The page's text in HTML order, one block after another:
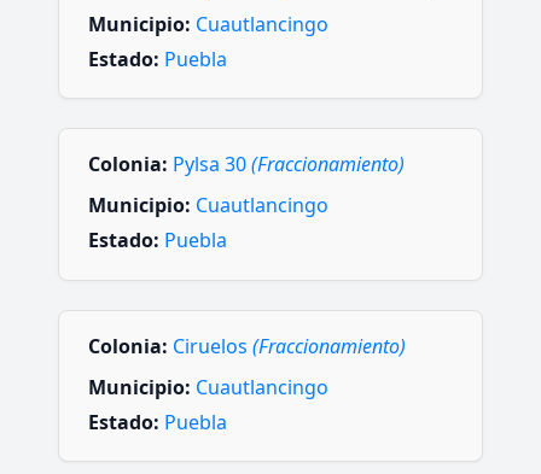
Municipio: Cuautlancingo
Estado: Puebla
Colonia: Pylsa 30(Fraccionamiento)
Municipio: Cuautlancingo
Estado: Puebla
Colonia: Ciruelos (Fraccionamiento)
Municipio: Cuautlancingo
Estado: Puebla